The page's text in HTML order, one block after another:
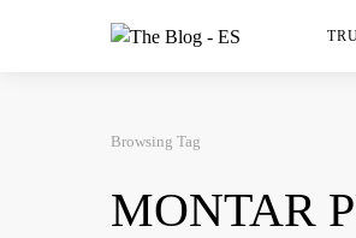
Browsing Tag
MONTAR